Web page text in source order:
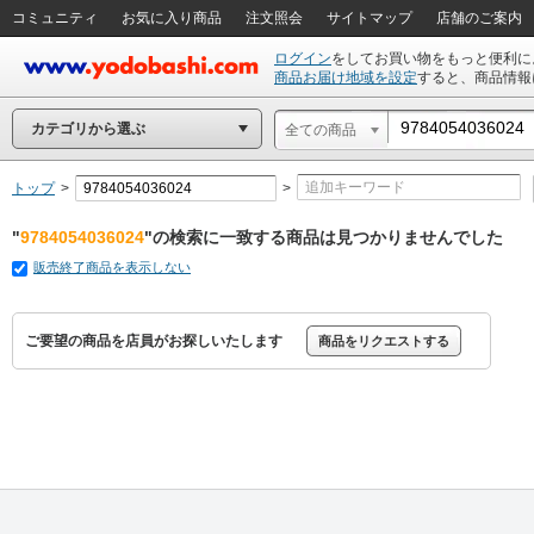
コミュニティ お気に入り商品 注文照会 サイトマップ 店舗のご案内
ログインをしてお買い物をもっと便利
商品お届け地域を設定すると、商品情
カテゴリから選ぶ 全ての商品
トップ > >
"9784054036024"の検索に一致する商品は見つかりませんでした
販売終了商品を表示しない
ご要望の商品を店員がお探しいたします 商品をリクエストする